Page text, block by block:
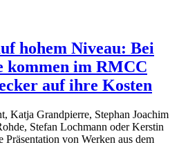
hohem Niveau: Bei
kommen im RMCC
auf ihre Kosten
Grandpierre, Stephan Joachim
Stefan Lochmann oder Kerstin
Präsentation von Werken aus dem